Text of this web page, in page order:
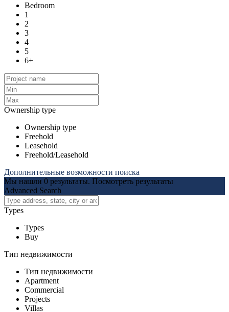
Bedroom
1
2
3
4
5
6+
Ownership type
Ownership type
Freehold
Leasehold
Freehold/Leasehold
Дополнительные возможности поиска
Мы нашли 0 результаты. Посмотреть результаты
Advanced Search
Types
Types
Buy
Тип недвижимости
Тип недвижимости
Apartment
Commercial
Projects
Villas